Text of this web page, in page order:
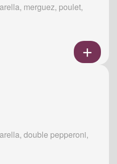
merguez, poulet,
double pepperoni,